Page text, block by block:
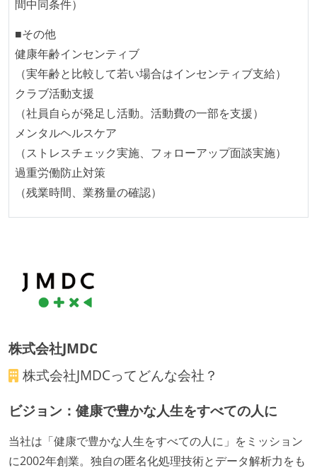
間中同条件）
■その他
健康年齢インセンティブ
（実年齢と比較して若い場合はインセンティブ支給）
クラブ活動支援
（社員自らが発足し活動。活動費の一部を支援）
メンタルヘルスケア
（ストレスチェック実施、フォローアップ面談実施）
過重労働防止対策
（残業時間、業務量の確認）
株式会社JMDC
株式会社JMDCってどんな会社？
ビジョン：健康で豊かな人生をすべての人に
当社は「健康で豊かな人生をすべての人に」をミッション
に2002年創業。独自の匿名化処理技術とデータ解析力をも